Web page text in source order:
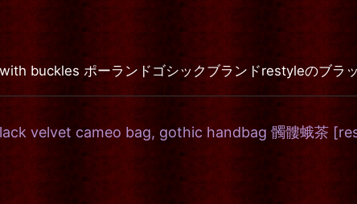
buckles ポーランドゴシックブランドrestyleのブラ
velvet cameo bag, gothic handbag 髑髏蛾茶 [